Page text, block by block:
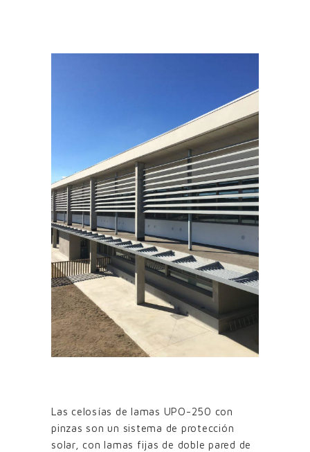
Las celosías de lamas UPO-250 con
pinzas son un sistema de protección
solar, con lamas fijas de doble pared de